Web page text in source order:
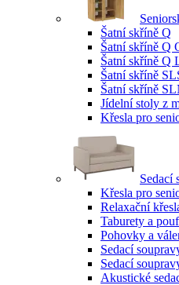
Šatní skříně Q
Šatní skříně Q
Šatní skříně Q
Šatní skříně
Šatní skříně
Jídelní stoly z
Křesla pro
Sedací
Křesla pro
Relaxační
Taburety a
Pohovky a
Sedací
Sedací
Akustické